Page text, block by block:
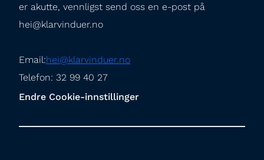
er akutte, vennligst send oss en e-post på
hei@klarvinduer.no
Email:hei@klarvinduer.no
Telefon: 32 99 40 27
Endre Cookie-innstillinger